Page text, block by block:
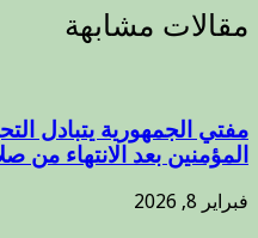
مقالات مشابهة
مفتي الجمهورية يتبادل
المؤمنين بعد الانتهاء من
فبراير 8, 2026